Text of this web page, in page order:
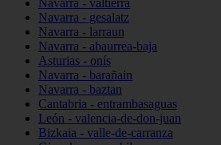
Navarra - valtierra
Navarra - gesalatz
Navarra - larraun
Navarra - abaurrea-baja
Asturias - onís
Navarra - barañain
Navarra - baztan
Cantabria - entrambasaguas
León - valencia-de-don-juan
Bizkaia - valle-de-carranza